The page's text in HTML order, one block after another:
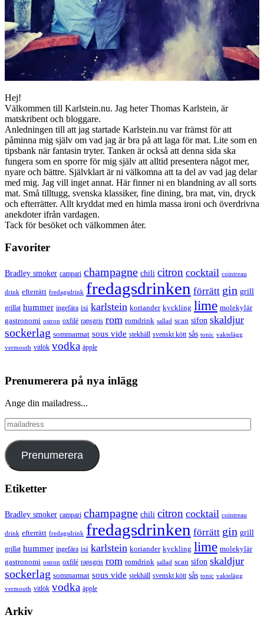
Hej!
Välkommen till Karlstein.nu. Jag heter Thomas Karlstein, är
matskribent och bloggare.
Anledningen till att jag startade Karlstein.nu var främst för att
påminna mig själv om vad jag är bra på att laga för mat. Lite som en
tipsbank när fantasin tryter. Tanken är också att denna sida ska
fungera som en sporre för mig själv att alltid presentera något mer,
nyare och bättre. Självklart är ni välkomna att ta del av vad jag delar
med mig. Jag vill inget annat. Här finner ni en blandning av all sorts
mat. Små tilltugg, svenska klassiker, fine dining, bra mat, vin, dryck
och efterrätter. Allt kryddat med en himla massa ironi och överdrivna
anekdoter ifrån vardagen.
Tack för besöket och välkommen åter.
Favoriter
Bradley smoker campari champagne chili citron cocktail cointreau
drink efterrätt fredagsdrink fredagsdrinken förrätt gin grill
grillat hummer ingefära isi karlstein koriander kyckling lime molekylär
gastronomi ostron oxfilé rapsgris rom romdrink sallad scan sifon skaldjur
sockerlag sommarmat sous vide stekhäll svenskt kött sås tonic vaktelägg
vermouth vitlök vodka äpple
Prenumerera på nya inlägg
Ange din mailadress...
mailadress
Prenumerera
Etiketter
Bradley smoker campari champagne chili citron cocktail cointreau
drink efterrätt fredagsdrink fredagsdrinken förrätt gin grill
grillat hummer ingefära isi karlstein koriander kyckling lime molekylär
gastronomi ostron oxfilé rapsgris rom romdrink sallad scan sifon skaldjur
sockerlag sommarmat sous vide stekhäll svenskt kött sås tonic vaktelägg
vermouth vitlök vodka äpple
Arkiv